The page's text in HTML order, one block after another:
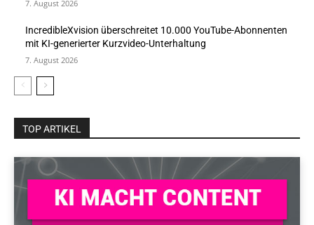
7. August 2026
IncredibleXvision überschreitet 10.000 YouTube-Abonnenten
mit KI-generierter Kurzvideo-Unterhaltung
7. August 2026
TOP ARTIKEL